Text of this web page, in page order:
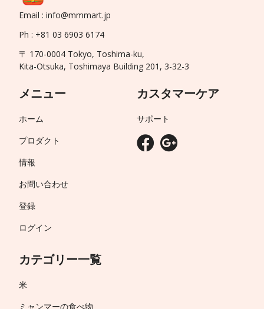
Email : info@mmmart.jp
Ph : +81 03 6903 6174
〒 170-0004 Tokyo, Toshima-ku,
Kita-Otsuka, Toshimaya Building 201, 3-32-3
メニュー
ホーム
プロダクト
情報
お問い合わせ
登録
ログイン
カテゴリー一覧
米
ミャンマーの食べ物
カスタマーケア
サポート